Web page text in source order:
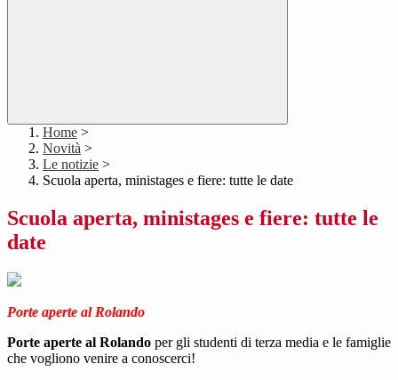
Home >
Novità >
Le notizie >
Scuola aperta, ministages e fiere: tutte le date
Scuola aperta, ministages e fiere: tutte le
date
Porte aperte al Rolando
Porte aperte al Rolando per gli studenti di terza media e le famiglie
che vogliono venire a conoscerci!